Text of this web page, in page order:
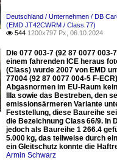
Deutschland / Unternehmen / DB
(EMD JT42CWRM / Class 77)
 544 1200x797 Px, 06.10.2024
Die 077 003-7 (92 87 0077
einem fahrenden ICE heraus
(Class) wurde 2007 von EMD
77004 (92 87 0077 004-5 F-
Abgasnormen im EU-Raum
IIIa sowie das Bestreben, den
emissionsärmeren Variante
Feststellung, diese Baureihe
die Bezeichnung Class 66/9.
jedoch als Baureihe 1 266.4
5.000 kg, das teilweise durch
ein Gleitschutz konnte die
Armin Schwarz